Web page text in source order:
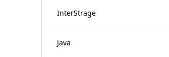
InterStrage
Java